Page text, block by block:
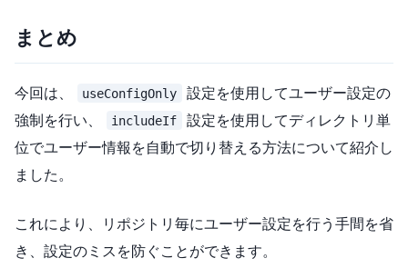
まとめ
今回は、 useConfigOnly
設定を使用してユーザー設定の
強制を行い、
includeIf
設定を使用してディレクトリ単
位でユーザー情報を自動で切り替える方法について紹介し
ました。
これにより、リポジトリ毎にユーザー設定を行う手間を省
き、設定のミスを防ぐことができます。